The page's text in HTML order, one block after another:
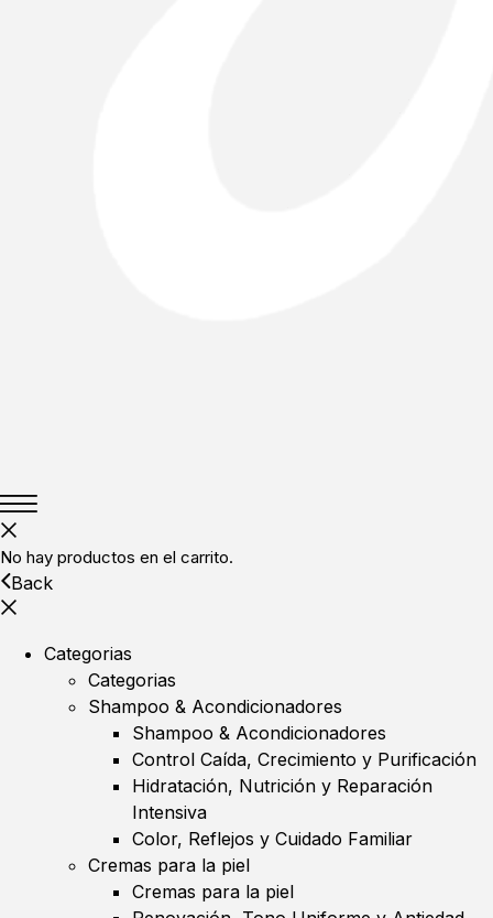
No hay productos en el carrito.
Back
Categorias
Categorias
Shampoo & Acondicionadores
Shampoo & Acondicionadores
Control Caída, Crecimiento y Purificación
Hidratación, Nutrición y Reparación
Intensiva
Color, Reflejos y Cuidado Familiar
Cremas para la piel
Cremas para la piel